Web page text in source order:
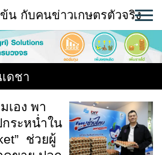
น กับคนข่าวเกษตรตัวจริง
ดชา
เอง พา
ระหน่ำใน
ช่วยผู้